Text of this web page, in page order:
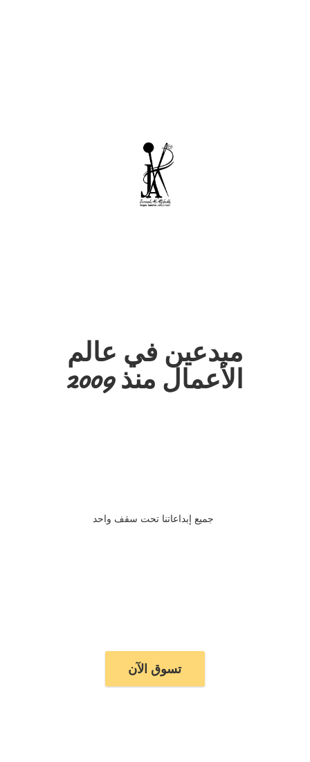
مبدعين في عالم
الأعمال منذ 2009
تسوق الآن